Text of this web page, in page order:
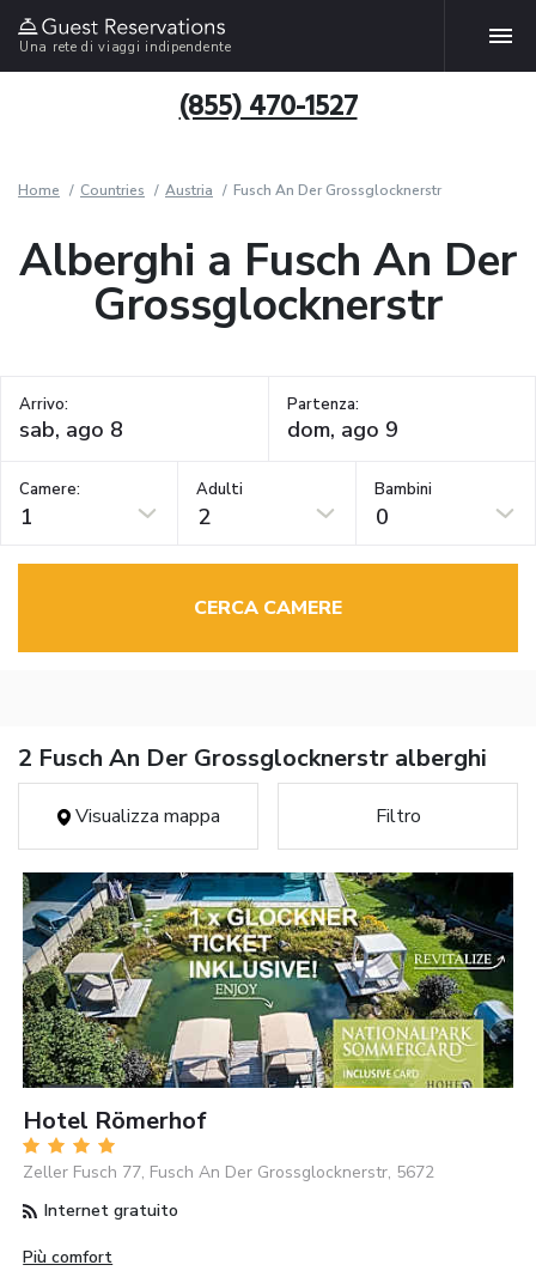
Una rete di viaggi indipendente
(855) 470-1527
Home Countries Austria Fusch An Der Grossglocknerstr
Alberghi a Fusch An Der
Grossglocknerstr
Arrivo: Partenza:
Camere:
1
Adulti
2
Bambini
0
CERCA CAMERE
2 Fusch An Der Grossglocknerstr alberghi
Visualizza mappa Filtro
Hotel Römerhof
Zeller Fusch 77, Fusch An Der Grossglocknerstr, 5672
Internet gratuito
Più comfort